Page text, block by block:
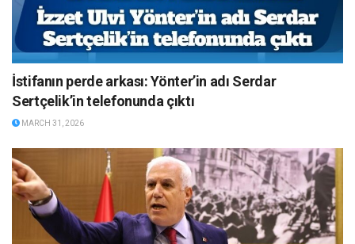
İstifanın perde arkası: Yönter’in adı Serdar
Sertçelik’in telefonunda çıktı
MARCH 31, 2026